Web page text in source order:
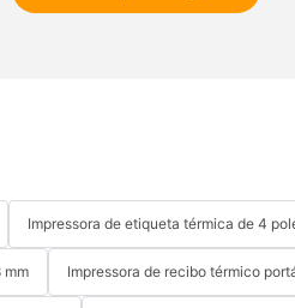
Impressora de etiqueta térmica de 4
mm Impressora de recibo térmico